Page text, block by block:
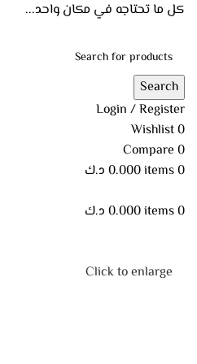
كل ما تحتاجه في مكان واحد...
Search
Login / Register
0
Wishlist
0
Compare
0
items
0.000 د.ك
0
items
0.000 د.ك
Click to enlarge